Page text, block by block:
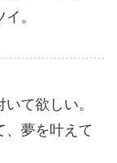
。
て欲しい。
、夢を叶えて